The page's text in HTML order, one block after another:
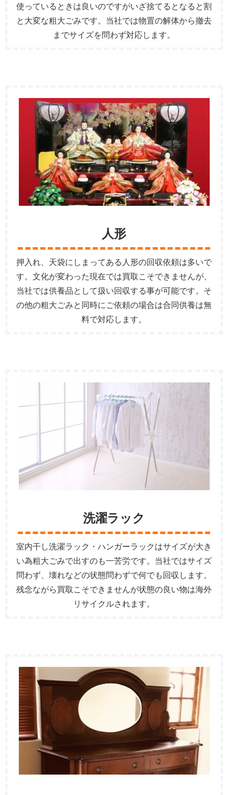
使っているときは良いのですがいざ捨てるとなると割
と大変な粗大ごみです。当社では物置の解体から撤去
までサイズを問わず対応します。
人形
押入れ、天袋にしまってある人形の回収依頼は多いで
す。文化が変わった現在では買取こそできませんが、
当社では供養品として扱い回収する事が可能です。そ
の他の粗大ごみと同時にご依頼の場合は合同供養は無
料で対応します。
洗濯ラック
室内干し洗濯ラック・ハンガーラックはサイズが大き
い為粗大ごみで出すのも一苦労です。当社ではサイズ
問わず、壊れなどの状態問わずで何でも回収します。
残念ながら買取こそできませんが状態の良い物は海外
リサイクルされます。